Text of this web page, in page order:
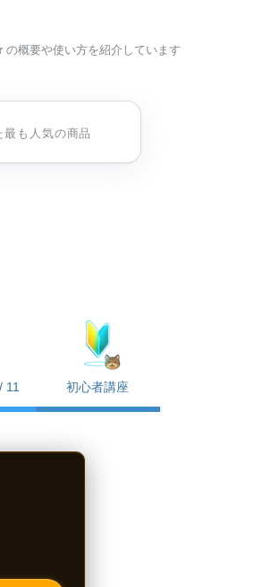
の概要や使い方を紹介しています
も人気の商品
11 初心者講座